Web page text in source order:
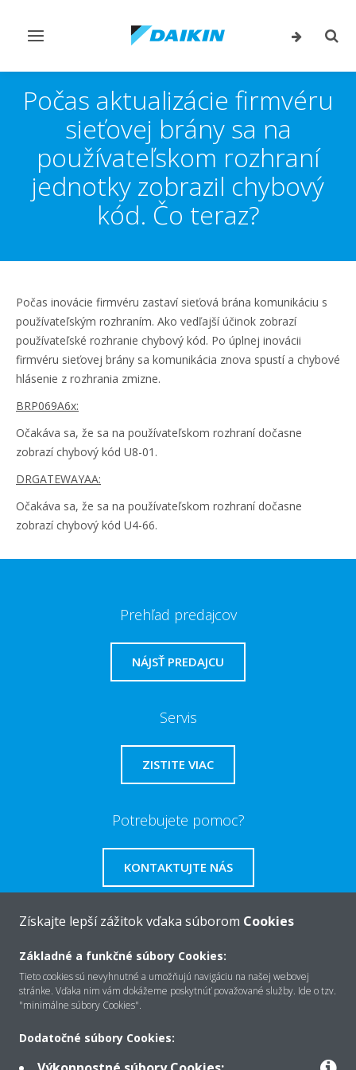
Prepnúť
Počas aktualizácie firmvéru
sieťovej brány sa na
používateľskom rozhraní
jednotky zobrazil chybový
kód. Čo teraz?
Počas inovácie firmvéru zastaví sieťová brána komunikáciu s
používateľským rozhraním. Ako vedľajší účinok zobrazí
používateľské rozhranie chybový kód. Po úplnej inovácii
firmvéru sieťovej brány sa komunikácia znova spustí a chybové
hlásenie z rozhrania zmizne.
BRP069A6x:
Očakáva sa, že sa na používateľskom rozhraní dočasne
zobrazí chybový kód U8-01.
DRGATEWAYAA:
Očakáva sa, že sa na používateľskom rozhraní dočasne
zobrazí chybový kód U4-66.
Prehľad predajcov
NÁJSŤ PREDAJCU
Servis
ZISTITE VIAC
Potrebujete pomoc?
KONTAKTUJTE NÁS
O Daikin
Získajte lepší zážitok vďaka súborom Cookies
Základné a funkčné súbory Cookies:
Tieto cookies sú nevyhnutné a umožňujú navigáciu na našej webovej
stránke. Vďaka nim vám dokážeme poskytnúť považované služby. Ide o tzv.
"minimálne súbory Cookies".
Dodatočné súbory Cookies: